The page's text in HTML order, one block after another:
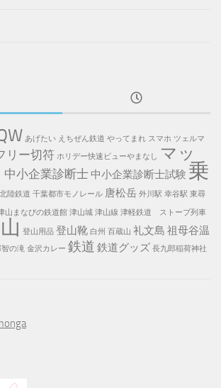
あげたい えちぜん鉄道 やってまれ スマホ ツェルマ
リー切符 ホリデー快速ビューやまなし マッ
中小企業診断士 中小企業診断士試験 乗
北陸鉄道 千葉都市モノレール 唐松岳 外川駅 幸谷駅 東尋
山まなびの鉄道館 津山城 津山線 津軽鉄道 ストーブ列車
登山用品 登山靴 白州 百蔵山 礼文島 祖母谷温
の滝 金沢カレー 鉄道 鉄道グッズ 長九郎稲荷神社